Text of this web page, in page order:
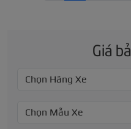
Giá